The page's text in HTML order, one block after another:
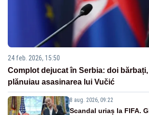
24 feb. 2026, 15:50
Complot dejucat în Serbia: doi
plănuiau asasinarea lui Vučić
8 aug. 2026, 09:22
Scandal uriaș la FIFA.